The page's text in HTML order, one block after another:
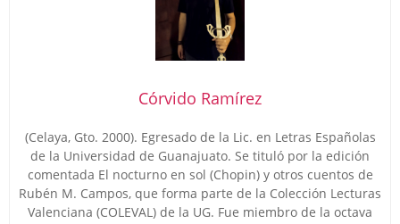
Córvido Ramírez
(Celaya, Gto. 2000). Egresado de la Lic. en Letras Españolas
de la Universidad de Guanajuato. Se tituló por la edición
comentada El nocturno en sol (Chopin) y otros cuentos de
Rubén M. Campos, que forma parte de la Colección Lecturas
Valenciana (COLEVAL) de la UG. Fue miembro de la octava